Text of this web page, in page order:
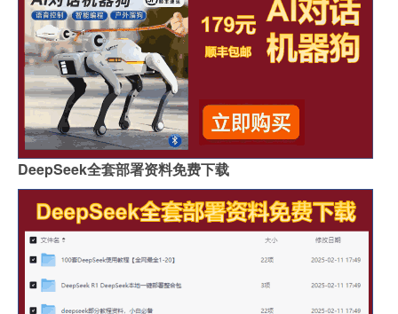
DeepSeek全套部署资料免费下载